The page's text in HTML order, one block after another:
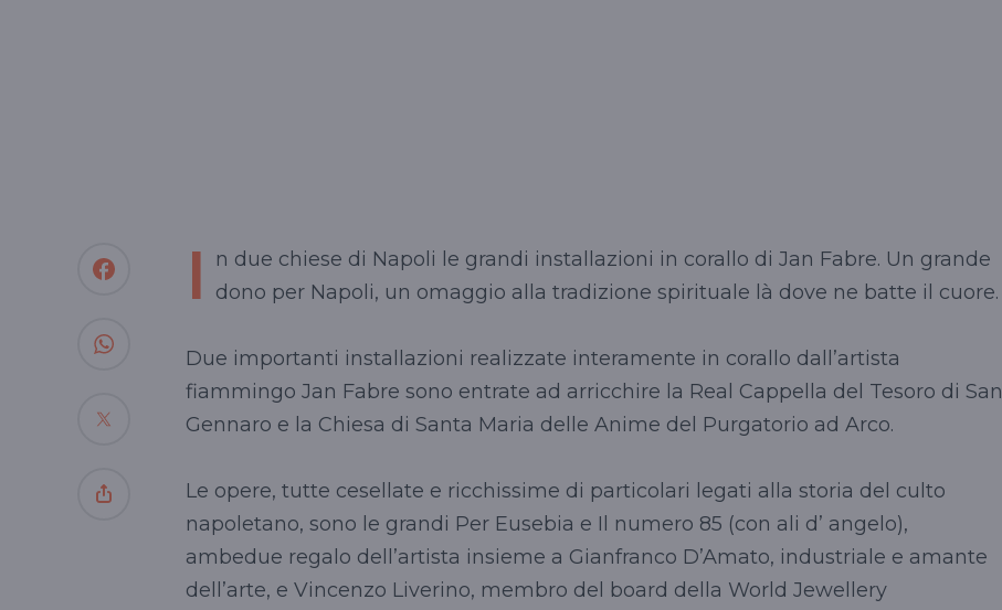
I
n due chiese di Napoli le grandi installazioni in corallo di Jan Fabre. Un grande
dono per Napoli, un omaggio alla tradizione spirituale là dove ne batte il cuore.
Due importanti installazioni realizzate interamente in corallo dall’artista
fiammingo Jan Fabre sono entrate ad arricchire la Real Cappella del Tesoro di San
Gennaro e la Chiesa di Santa Maria delle Anime del Purgatorio ad Arco.
Le opere, tutte cesellate e ricchissime di particolari legati alla storia del culto
napoletano, sono le grandi Per Eusebia e Il numero 85 (con ali d’ angelo),
ambedue regalo dell’artista insieme a Gianfranco D’Amato, industriale e amante
dell’arte, e Vincenzo Liverino, membro del board della World Jewellery